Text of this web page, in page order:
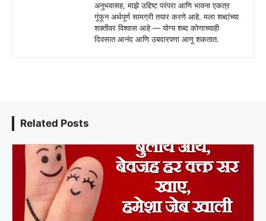
अनुभवासह, माझे उद्दिष्ट परंपरा आणि भावना एकत्र
गुंफून अर्थपूर्ण सामग्री तयार करणे आहे. मला शब्दांच्या
शक्तीवर विश्वास आहे — योग्य शब्द कोणाच्याही
दिवसात आनंद आणि उबदारपणा आणू शकतात.
Related Posts